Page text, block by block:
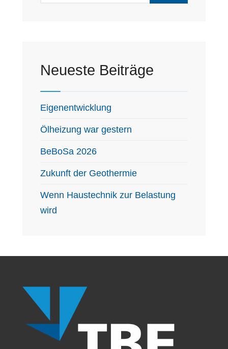
Neueste Beiträge
Eigenentwicklung
Ölheizung war gestern
BeBoSa 2026
Zukunft der Geothermie
Wenn Haustechnik zur Belastung
wird